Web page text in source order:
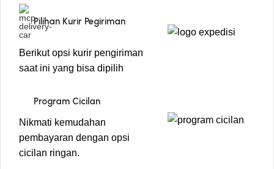
Pilihan Kurir Pegiriman
Berikut opsi kurir pengiriman
saat ini yang bisa dipilih
Program Cicilan
Nikmati kemudahan
pembayaran dengan opsi
cicilan ringan.